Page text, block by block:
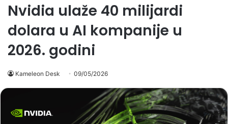
Nvidia ulaže 40 milijardi
dolara u AI kompanije u
2026. godini
Kameleon Desk 09/05/2026